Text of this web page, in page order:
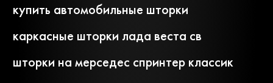
купить автомобильные шторки
каркасные шторки лада веста св
шторки на мерседес спринтер классик